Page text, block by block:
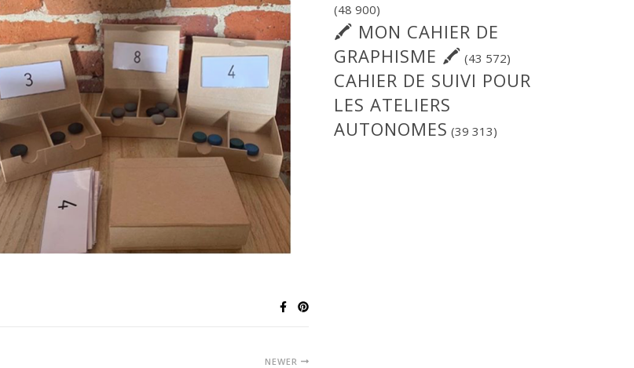
NEWER
(48 900)
🖍 MON CAHIER DE
GRAPHISME 🖍 (43 572)
CAHIER DE SUIVI POUR
LES ATELIERS
AUTONOMES (39 313)